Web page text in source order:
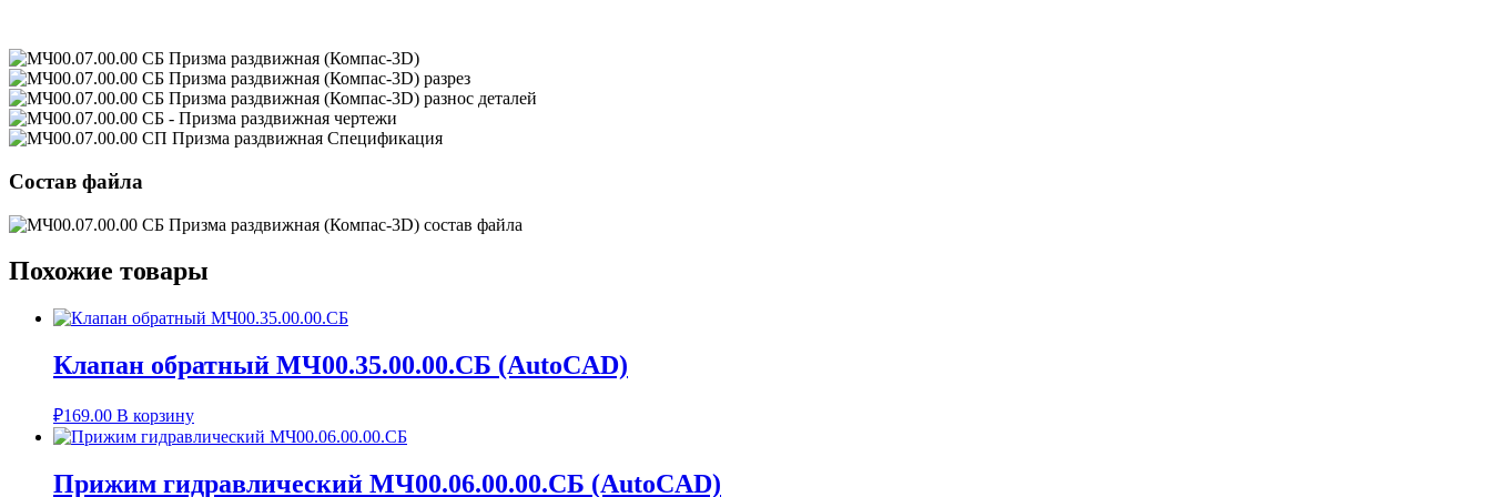
Состав файла
Похожие товары
Клапан обратный МЧ00.35.00.00.СБ (AutoCAD)
₽169.00 В корзину
Прижим гидравлический МЧ00.06.00.00.СБ (AutoCAD)